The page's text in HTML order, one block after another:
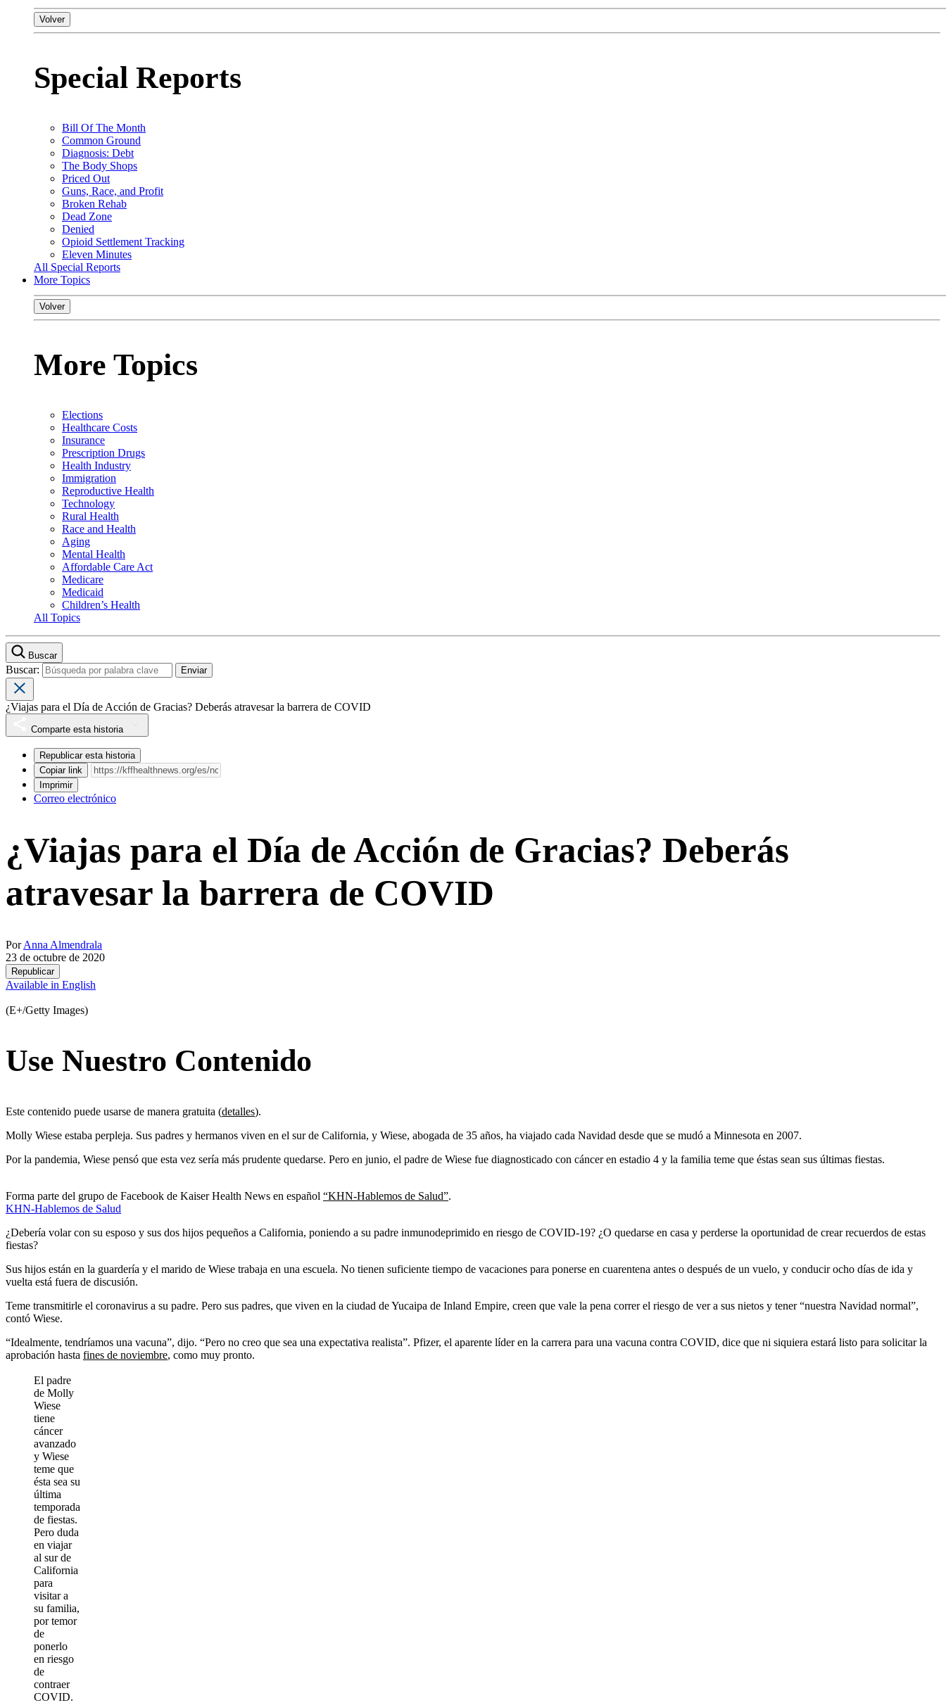
Volver
Special Reports
Bill Of The Month
Common Ground
Diagnosis: Debt
The Body Shops
Priced Out
Guns, Race, and Profit
Broken Rehab
Dead Zone
Denied
Opioid Settlement Tracking
Eleven Minutes
All Special Reports
More Topics
Volver
More Topics
Elections
Healthcare Costs
Insurance
Prescription Drugs
Health Industry
Immigration
Reproductive Health
Technology
Rural Health
Race and Health
Aging
Mental Health
Affordable Care Act
Medicare
Medicaid
Children’s Health
All Topics
Buscar
Buscar:
¿Viajas para el Día de Acción de Gracias? Deberás atravesar la barrera de COVID
Comparte esta historia
Republicar esta historia
Copiar link
Imprimir
Correo electrónico
¿Viajas para el Día de Acción de Gracias? Deberás
atravesar la barrera de COVID
PorAnna Almendrala
23 de octubre de 2020
Republicar
Available in English
(E+/Getty Images)
Use Nuestro Contenido
Este contenido puede usarse de manera gratuita (detalles).
Molly Wiese estaba perpleja. Sus padres y hermanos viven en el sur de California, y Wiese, abogada de 35 años, ha viajado cada Navidad desde que se mudó a Minnesota en 2007.
Por la pandemia, Wiese pensó que esta vez sería más prudente quedarse. Pero en junio, el padre de Wiese fue diagnosticado con cáncer en estadio 4 y la familia teme que éstas sean sus últimas fiestas.
Forma parte del grupo de Facebook de Kaiser Health News en español “KHN-Hablemos de Salud”.
KHN-Hablemos de Salud
¿Debería volar con su esposo y sus dos hijos pequeños a California, poniendo a su padre inmunodeprimido en riesgo de COVID-19? ¿O quedarse en casa y perderse la oportunidad de crear recuerdos de estas
fiestas?
Sus hijos están en la guardería y el marido de Wiese trabaja en una escuela. No tienen suficiente tiempo de vacaciones para ponerse en cuarentena antes o después de un vuelo, y conducir ocho días de ida y
vuelta está fuera de discusión.
Teme transmitirle el coronavirus a su padre. Pero sus padres, que viven en la ciudad de Yucaipa de Inland Empire, creen que vale la pena correr el riesgo de ver a sus nietos y tener “nuestra Navidad normal”,
contó Wiese.
“Idealmente, tendríamos una vacuna”, dijo. “Pero no creo que sea una expectativa realista”. Pfizer, el aparente líder en la carrera para una vacuna contra COVID, dice que ni siquiera estará listo para solicitar la
aprobación hasta fines de noviembre, como muy pronto.
El padre
de Molly
Wiese
tiene
cáncer
avanzado
y Wiese
teme que
ésta sea su
última
temporada
de fiestas.
Pero duda
en viajar
al sur de
California
para
visitar a
su familia,
por temor
de
ponerlo
en riesgo
de
contraer
COVID.